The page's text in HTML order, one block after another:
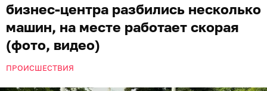
бизнес-центра разбились несколько
машин, на месте работает скорая
(фото, видео)
ПРОИСШЕСТВИЯ